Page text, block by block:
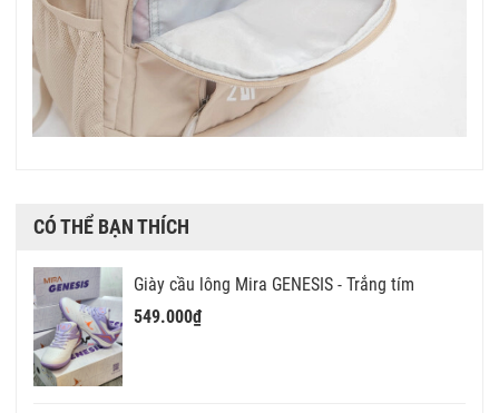
CÓ THỂ BẠN THÍCH
Giày cầu lông Mira GENESIS - Trắng tím
549.000₫